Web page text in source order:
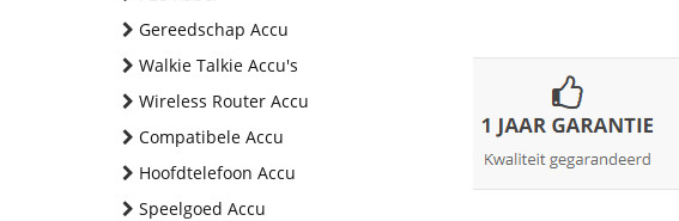
Gereedschap Accu
Walkie Talkie Accu's
Wireless Router Accu
Compatibele Accu
Hoofdtelefoon Accu
Speelgoed Accu